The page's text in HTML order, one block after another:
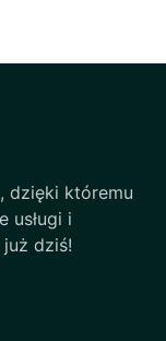
dzięki któremu
usługi i
dziś!